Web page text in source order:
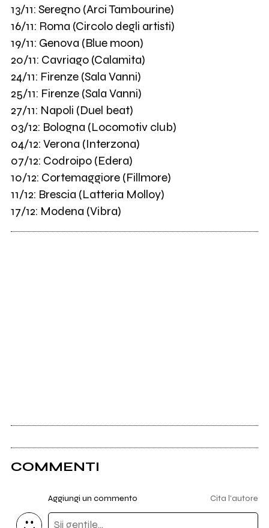
13/11: Seregno (Arci Tambourine)
16/11: Roma (Circolo degli artisti)
19/11: Genova (Blue moon)
20/11: Cavriago (Calamita)
24/11: Firenze (Sala Vanni)
25/11: Firenze (Sala Vanni)
27/11: Napoli (Duel beat)
03/12: Bologna (Locomotiv club)
04/12: Verona (Interzona)
07/12: Codroipo (Edera)
10/12: Cortemaggiore (Fillmore)
11/12: Brescia (Latteria Molloy)
17/12: Modena (Vibra)
COMMENTI
Aggiungi un commento Cita l'autore